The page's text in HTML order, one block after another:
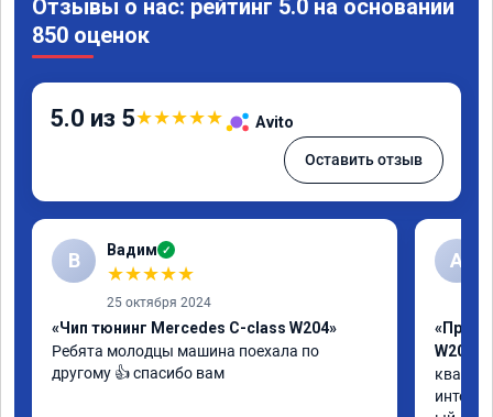
Отзывы о нас: рейтинг 5.0 на основании
850 оценок
5.0 из 5★★★★★ Avito
Оставить отзыв
В Вадим ✓
★★★★★
25 октября 2024
«Чип тюнинг Mercedes C-class W204»
Ребята молодцы машина поехала по
другому 👍 спасибо вам
А
W205»